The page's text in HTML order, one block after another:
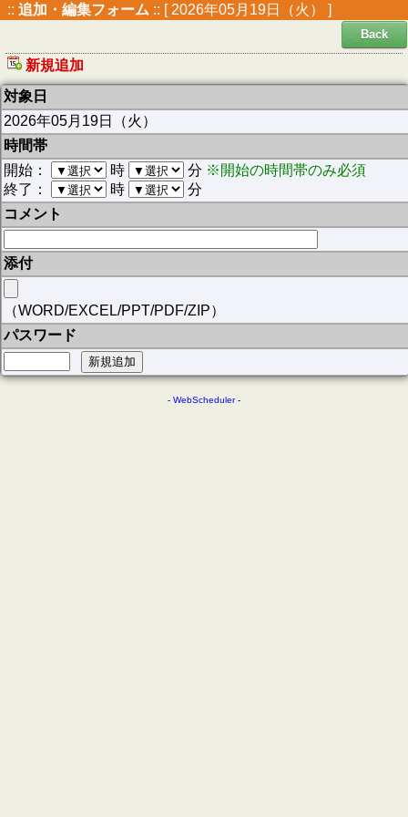
:: 追加・編集フォーム :: [ 2026年05月19日（火） ]
Back
新規追加
対象日
2026年05月19日（火）
時間帯
開始：
時 分 ※開始の時間帯のみ必須
終了：
時
分
コメント
添付
（WORD/EXCEL/PPT/PDF/ZIP）
パスワード
- WebScheduler-